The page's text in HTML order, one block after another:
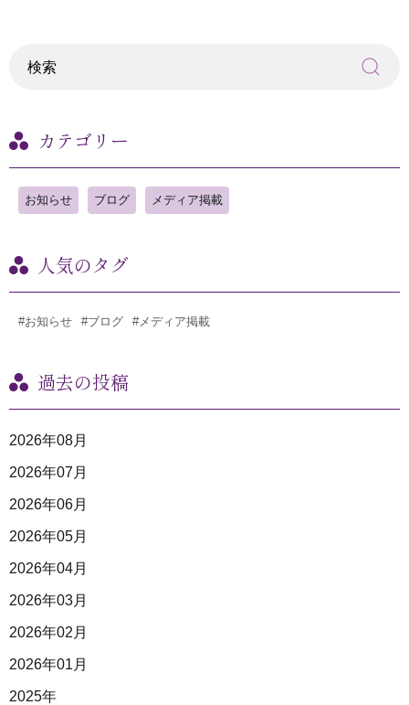
カテゴリー
お知らせ ブログ メディア掲載
人気のタグ
#お知らせ #ブログ #メディア掲載
過去の投稿
2026年08月
2026年07月
2026年06月
2026年05月
2026年04月
2026年03月
2026年02月
2026年01月
2025年